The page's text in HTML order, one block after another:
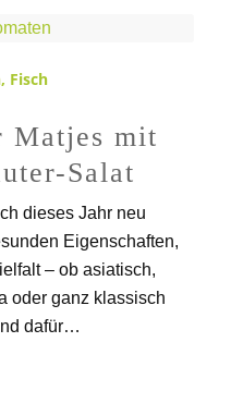
Tomaten
, Fisch
Matjes mit
Salat
dieses Jahr neu
Eigenschaften,
– ob asiatisch,
oder ganz klassisch
dafür…